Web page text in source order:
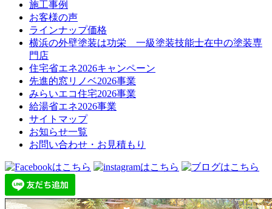
施工事例
お客様の声
ラインナップ価格
横浜の外壁塗装は功栄 一級塗装技能士在中の塗装専
門店
住宅省エネ2026キャンペーン
先進的窓リノベ2026事業
みらいエコ住宅2026事業
給湯省エネ2026事業
サイトマップ
お知らせ一覧
お問い合わせ・お見積もり